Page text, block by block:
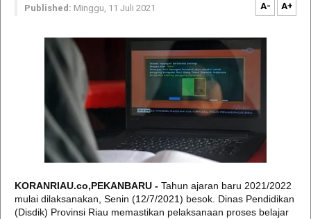
Published: Minggu, 11 Juli 2021 A- A+
KORANRIAU.co,PEKANBARU - Tahun ajaran baru 2021/2022
mulai dilaksanakan, Senin (12/7/2021) besok. Dinas Pendidikan
(Disdik) Provinsi Riau memastikan pelaksanaan proses belajar